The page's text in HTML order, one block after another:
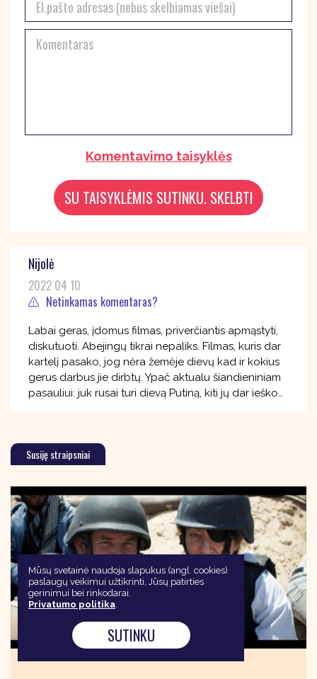
Komentavimo taisyklės
Nijolė
2022 04 10
Netinkamas komentaras?
Labai geras, įdomus filmas, priverčiantis apmąstyti,
diskutuoti. Abejingų tikrai nepaliks. Filmas, kuris dar
kartelį pasako, jog nėra žemėje dievų kad ir kokius
gerus darbus jie dirbtų. Ypač aktualu šiandieniniam
pasauliui: juk rusai turi dievą Putiną, kiti jų dar ieško…
Susiję straipsniai
Mūsų svetainė naudoja slapukus (angl. cookies)
paslaugų veikimui užtikrinti, Jūsų patirties
gerinimui bei rinkodarai.
Privatumo politika.
SUTINKU